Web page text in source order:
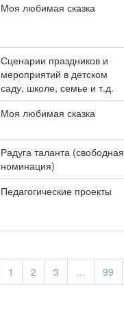
Моя любимая сказка
Сценарии праздников и
мероприятий в детском
саду, школе, семье и т.д.
Моя любимая сказка
Радуга таланта (свободная
номинация)
Педагогические проекты
1 2 3 … 99